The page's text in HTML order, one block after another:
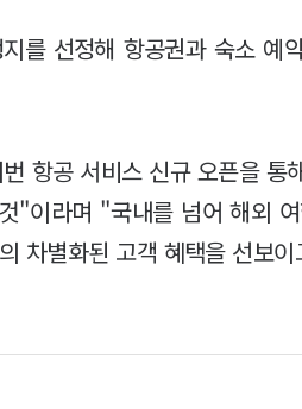
를 선정해 항공권과 숙소 예
항공 서비스 신규 오픈을 통
"이라며 "국내를 넘어 해외
차별화된 고객 혜택을 선보